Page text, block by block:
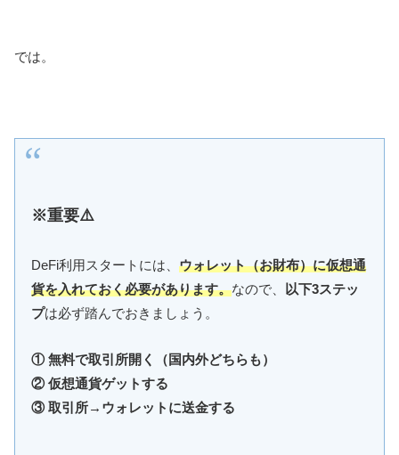
では。
※重要⚠️
DeFi利用スタートには、 ウォレット（お財布）に仮想通
貨を入れておく必要があります。なので、
以下3ステッ
プは必ず踏んでおきましょう。
① 無料で取引所開く（国内外どちらも）
② 仮想通貨ゲットする
③ 取引所→ウォレットに送金する